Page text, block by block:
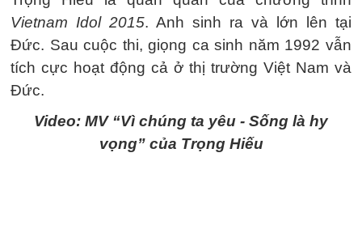
Vietnam Idol 2015. Anh sinh ra và lớn lên tại
Đức. Sau cuộc thi, giọng ca sinh năm 1992 vẫn
tích cực hoạt động cả ở thị trường Việt Nam và
Đức.
Video: MV “Vì chúng ta yêu - Sống là hy
vọng” của Trọng Hiếu